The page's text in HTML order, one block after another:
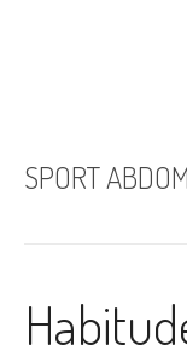
SPORT